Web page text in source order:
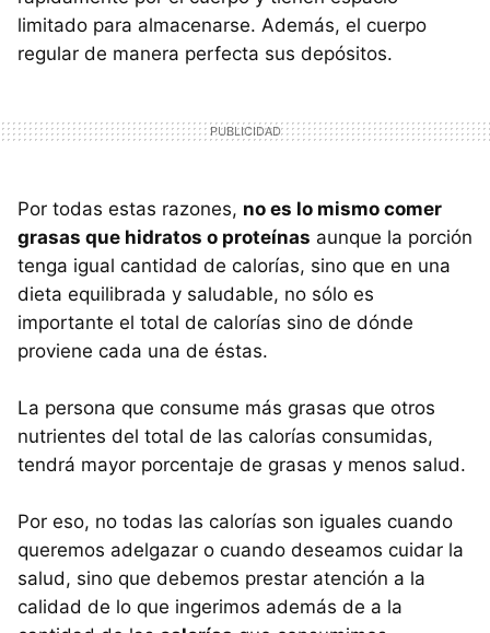
limitado para almacenarse. Además, el cuerpo
regular de manera perfecta sus depósitos.
Por todas estas razones, no es lo mismo comer
grasas que hidratos o proteínas aunque la porción
tenga igual cantidad de calorías, sino que en una
dieta equilibrada y saludable, no sólo es
importante el total de calorías sino de dónde
proviene cada una de éstas.
La persona que consume más grasas que otros
nutrientes del total de las calorías consumidas,
tendrá mayor porcentaje de grasas y menos salud.
Por eso, no todas las calorías son iguales cuando
queremos adelgazar o cuando deseamos cuidar la
salud, sino que debemos prestar atención a la
calidad de lo que ingerimos además de a la